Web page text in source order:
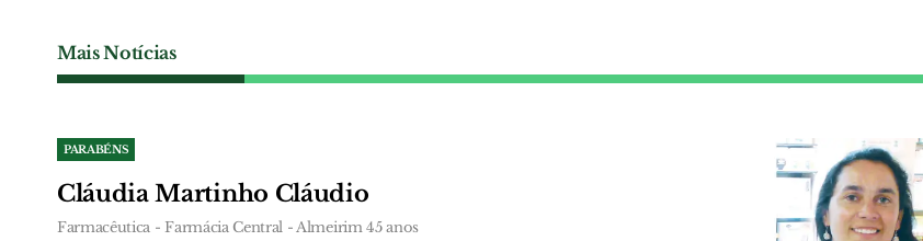
Mais Notícias
PARABÉNS
Cláudia Martinho Cláudio
Farmacêutica - Farmácia Central - Almeirim 45 anos